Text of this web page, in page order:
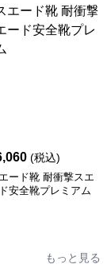
(税込)
ード靴 耐衝撃スエ
安全靴プレミアム
もっと見る